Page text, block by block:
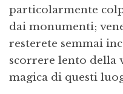
particolarmente
dai monumenti;
resterete semmai
scorrere lento della
magica di questi